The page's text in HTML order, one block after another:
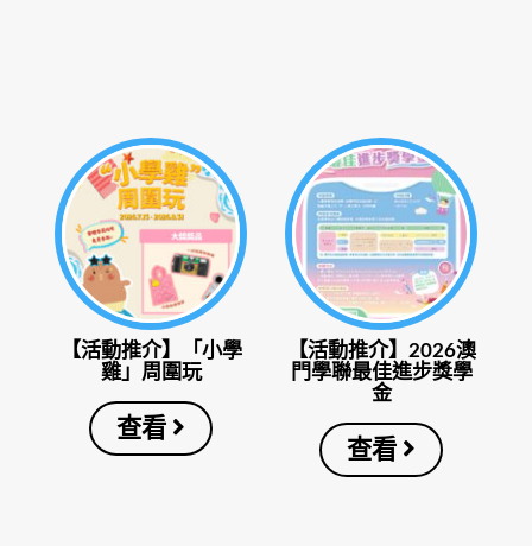
【活動推介】「小學
雞」周圍玩
查看
【活動推介】2026澳
門學聯最佳進步獎學
金
查看